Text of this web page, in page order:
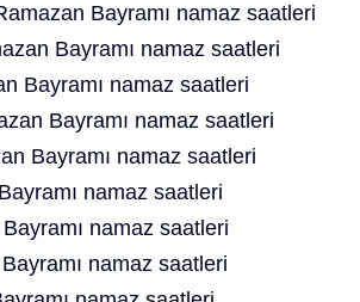
Bayramı namaz saatleri
Bayramı namaz saatleri
Bayramı namaz saatleri
Bayramı namaz saatleri
Bayramı namaz saatleri
namaz saatleri
namaz saatleri
namaz saatleri